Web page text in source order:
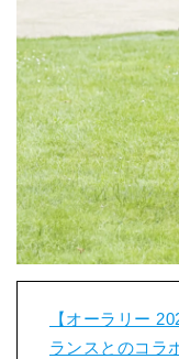
【オーラリー
ランスとのコラ